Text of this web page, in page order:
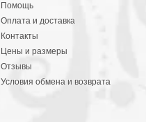
Помощь
Оплата и доставка
Контакты
Цены и размеры
Отзывы
Условия обмена и возврата